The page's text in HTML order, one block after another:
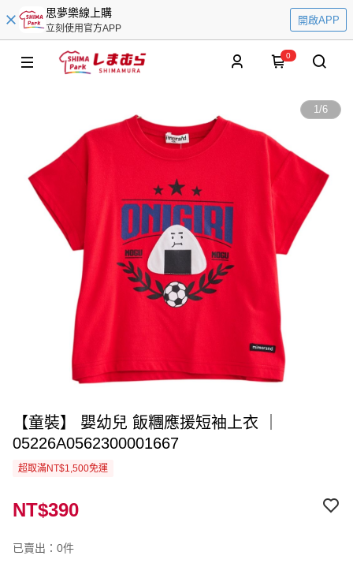
思夢樂線上購
立刻使用官方APP
開啟APP
0
1/6
【童裝】 嬰幼兒 飯糰應援短袖上衣 ｜
05226A0562300001667
超取滿NT$1,500免運
NT$390
已賣出：0件